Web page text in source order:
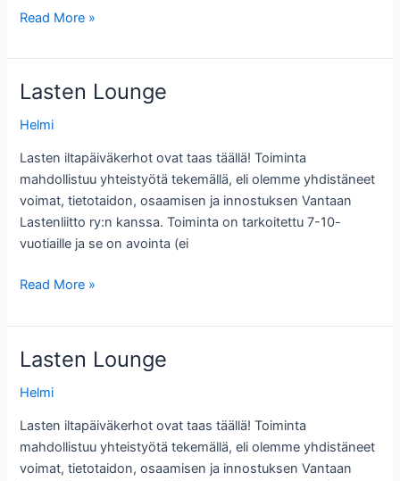
Lasten
Read More »
Lasten Lounge
Helmi
Lasten iltapäiväkerhot ovat taas täällä! Toiminta
mahdollistuu yhteistyötä tekemällä, eli olemme yhdistäneet
voimat, tietotaidon, osaamisen ja innostuksen Vantaan
Lastenliitto ry:n kanssa. Toiminta on tarkoitettu 7-10-
vuotiaille ja se on avointa (ei
Lasten
Read More »
Lasten Lounge
Helmi
Lasten iltapäiväkerhot ovat taas täällä! Toiminta
mahdollistuu yhteistyötä tekemällä, eli olemme yhdistäneet
voimat, tietotaidon, osaamisen ja innostuksen Vantaan